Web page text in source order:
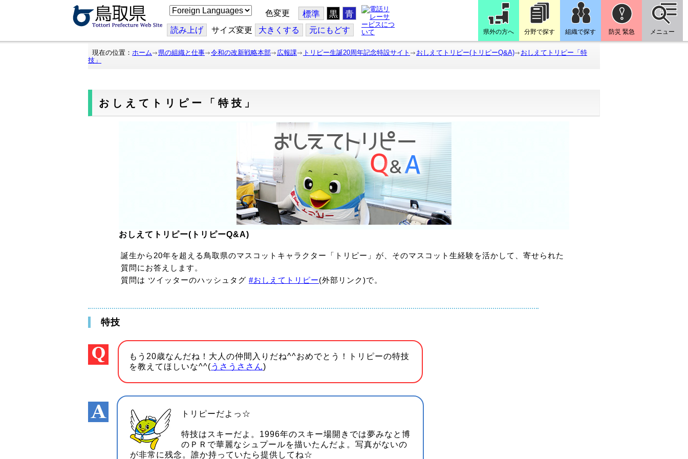
こ
の
ジ
を
翻
色変更 標準 黒 青
読み上げ サイズ変更 大きくする 元にもどす 県外の方へ 分野で探す 組織で探す 防災 緊急 メニュー
現在の位置： ホーム 県の組織と仕事 令和の改新戦略本部 広報課 トリピー生誕20周年記念特設サイト おしえてトリピー(トリピーQ&A)
おしえてトリピー「特
技」
おしえてトリピー「特技」
おしえてトリピー(トリピーQ&A)
誕生から20年を超える鳥取県のマスコットキャラクター「トリピー」が、そのマスコット生経験を活かして、寄せられた
質問にお答えします。
質問は ツイッターのハッシュタグ #おしえてトリピー(外部リンク)で。
特技
もう20歳なんだね！大人の仲間入りだね^^おめでとう！トリピーの特技
を教えてほしいな^^( うさうささん)
トリピーだよっ☆
特技はスキーだよ。1996年のスキー場開きでは夢みなと博
のＰＲで華麗なシュプールを描いたんだよ。写真がないの
が非常に残念。誰か持っていたら提供してね☆